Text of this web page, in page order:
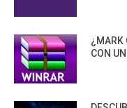
¿MARK
CON